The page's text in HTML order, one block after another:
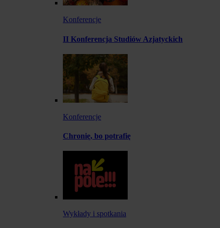
Konferencje
II Konferencja Studiów Azjatyckich
Konferencje
Chronię, bo potrafię
Wykłady i spotkania